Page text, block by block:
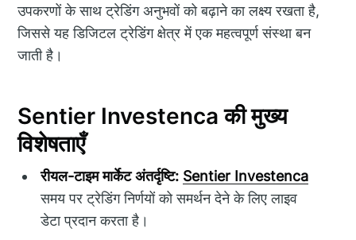
उपकरणों के साथ ट्रेडिंग अनुभवों को बढ़ाने का लक्ष्य रखता है,
जिससे यह डिजिटल ट्रेडिंग क्षेत्र में एक महत्वपूर्ण संस्था बन
जाती है।
Sentier Investenca की मुख्य
विशेषताएँ
रीयल-टाइम मार्केट अंतर्दृष्टि: Sentier Investenca
समय पर ट्रेडिंग निर्णयों को समर्थन देने के लिए लाइव
डेटा प्रदान करता है।